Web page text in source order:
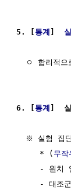
5. [ 통계 ]
ㅇ 합리적으
6. [ 통계 ]  실
※ 실험 집
     * (
무작
- 원치
- 대조군